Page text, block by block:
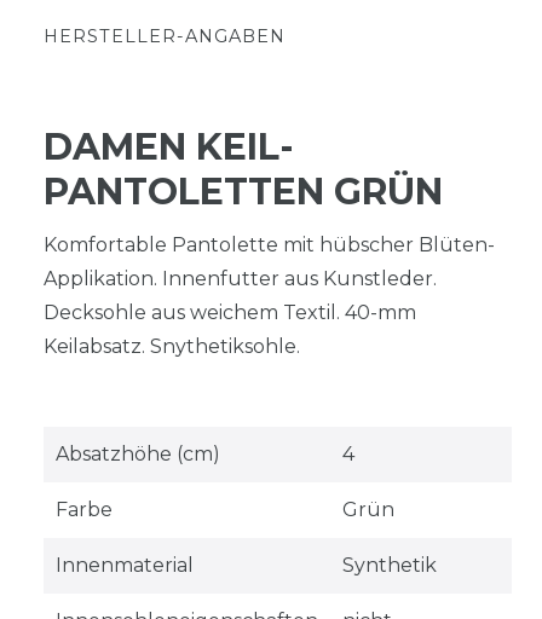
HERSTELLER-ANGABEN
DAMEN KEIL-
PANTOLETTEN GRÜN
Komfortable Pantolette mit hübscher Blüten-
Applikation. Innenfutter aus Kunstleder.
Decksohle aus weichem Textil. 40-mm
Keilabsatz. Snythetiksohle.
Absatzhöhe (cm) 4
Farbe Grün
Innenmaterial Synthetik